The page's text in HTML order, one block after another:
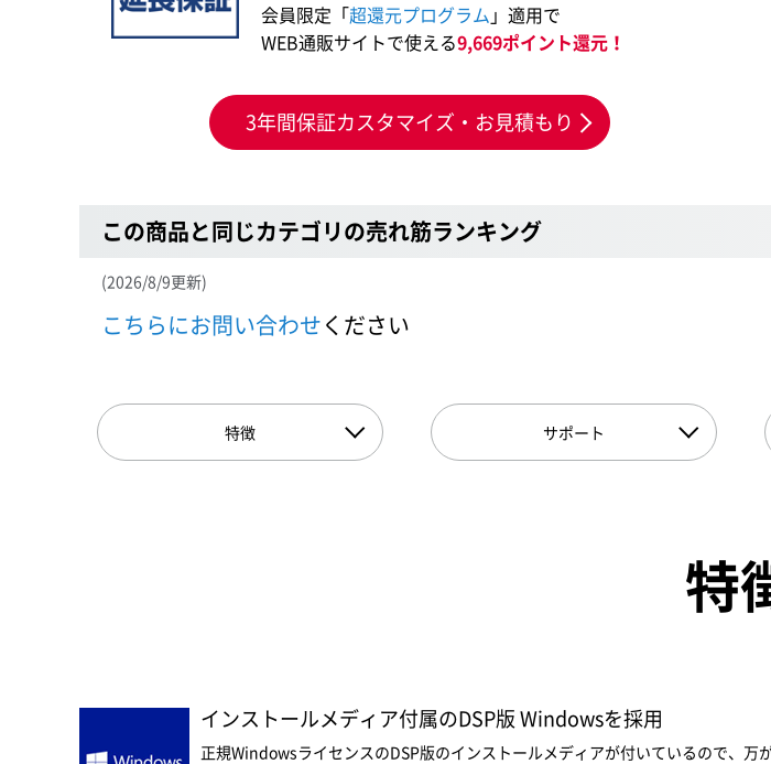
会員限定「超還元プログラム 」適用で
WEB通販サイトで使える9,669ポイント還元！
3年間保証カスタマイズ・お見積もり
この商品と同じカテゴリの売れ筋ランキング
(2026/8/9更新)
こちらにお問い合わせください
特徴 サポート
特
インストールメディア付属のDSP版 Windowsを採用
正規WindowsライセンスのDSP版のインストールメディアが付いているので、